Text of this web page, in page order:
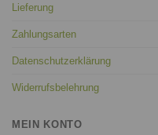
Lieferung
Zahlungsarten
Datenschutzerklärung
Widerrufsbelehrung
MEIN KONTO